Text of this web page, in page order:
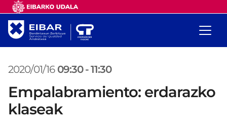
2020/01/16 09:30 -11:30
Empalabramiento: erdarazko
klaseak